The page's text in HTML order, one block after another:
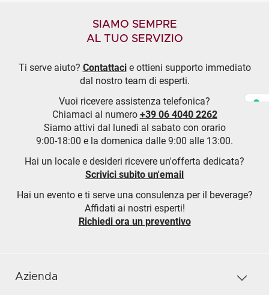
SIAMO SEMPRE
AL TUO SERVIZIO
Ti serve aiuto? Contattacie ottieni supporto immediato
dal nostro team di esperti.
Vuoi ricevere assistenza telefonica?
Chiamaci al numero +39 06 4040 2262
Siamo attivi dal lunedì al sabato con orario
9:00-18:00 e la domenica dalle 9:00 alle 13:00.
Hai un locale e desideri ricevere un'offerta dedicata?
Scrivici subito un'email
Hai un evento e ti serve una consulenza per il beverage?
Affidati ai nostri esperti!
Richiedi ora un preventivo
Azienda